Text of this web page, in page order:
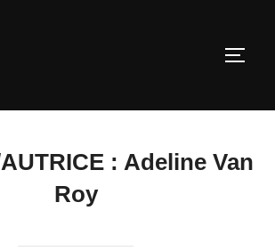
: Adeline Van
Roy